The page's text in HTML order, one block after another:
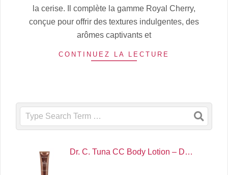
la cerise. Il complète la gamme Royal Cherry,
conçue pour offrir des textures indulgentes, des
arômes captivants et
CONTINUEZ LA LECTURE
Search
Dr. C. Tuna CC Body Lotion – D…